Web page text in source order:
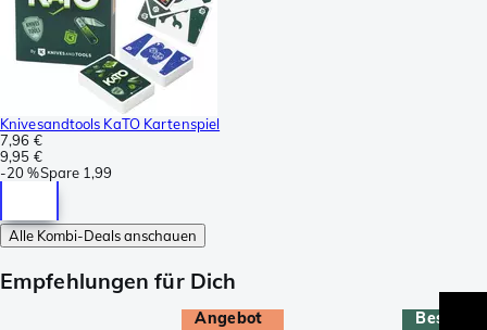
Knivesandtools KaTO Kartenspiel
7,96 €
9,95 €
-20 %Spare 1,99
Alle Kombi-Deals anschauen
Empfehlungen für Dich
Angebot